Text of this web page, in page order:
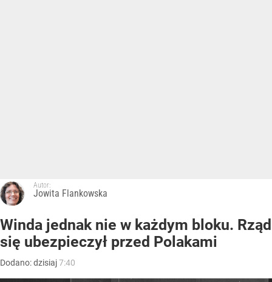
Autor:
Jowita Flankowska
Winda jednak nie w każdym bloku. Rząd
się ubezpieczył przed Polakami
Dodano:dzisiaj7:40